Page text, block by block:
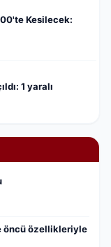
Kesilecek:
1 yaralı
öncü özellikleriyle